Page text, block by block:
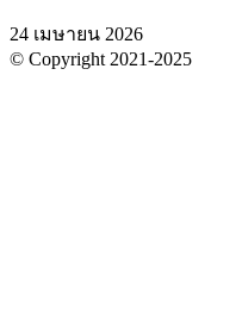
24 เมษายน 2026
© Copyright 2021-2025